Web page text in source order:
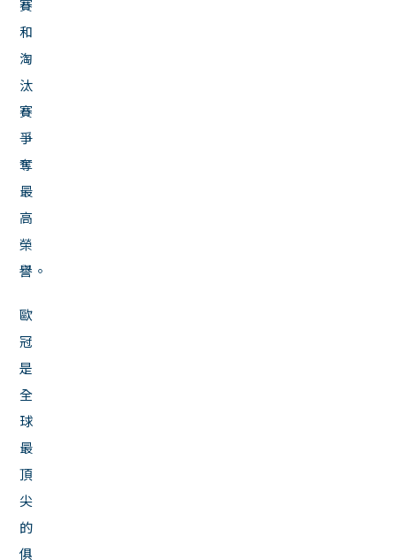
賽
和
淘
汰
賽
爭
奪
最
高
榮
譽。
歐
冠
是
全
球
最
頂
尖
的
俱